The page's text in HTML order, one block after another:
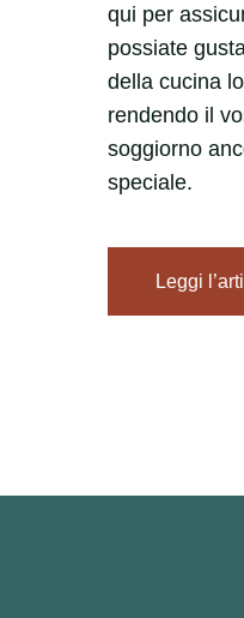
qui per
possiate
della cucina
rendendo il
soggiorno
speciale.
Leggi